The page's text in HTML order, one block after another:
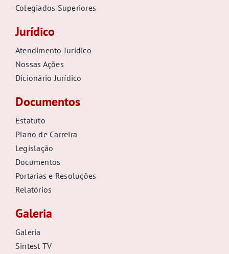
Colegiados Superiores
Jurídico
Atendimento Jurídico
Nossas Ações
Dicionário Jurídico
Documentos
Estatuto
Plano de Carreira
Legislação
Documentos
Portarias e Resoluções
Relatórios
Galeria
Galeria
Sintest TV